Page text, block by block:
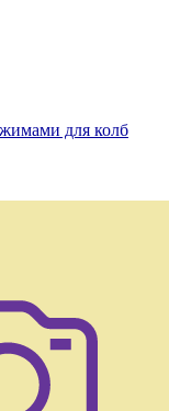
для колб